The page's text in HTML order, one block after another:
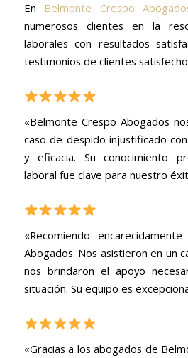
En Belmonte Crespo
numerosos clientes en la
laborales con resultados
testimonios de clientes
«Belmonte Crespo Abogados
caso de despido injustificado
y eficacia. Su conocimiento
laboral fue clave para nuestro
«Recomiendo
Abogados. Nos asistieron en un
nos brindaron el apoyo
situación. Su equipo es
«Gracias a los abogados de